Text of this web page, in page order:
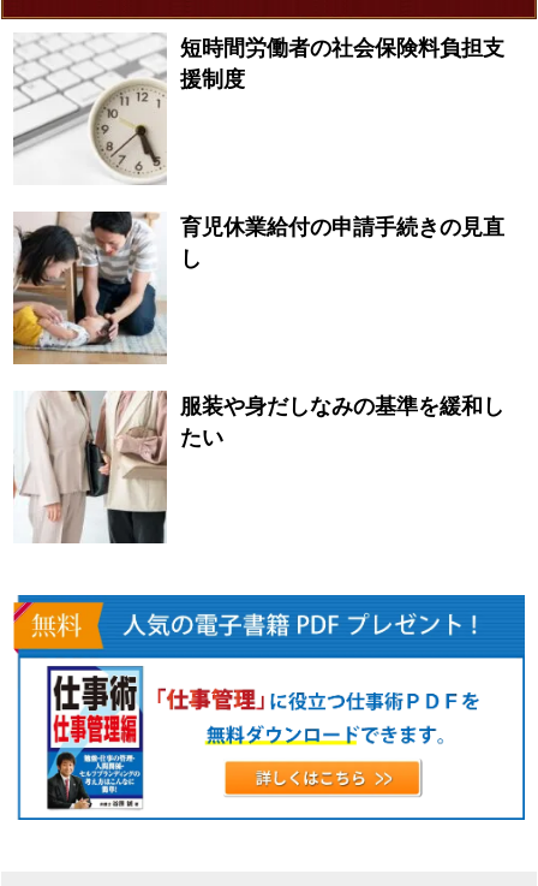
短時間労働者の社会保険料負担支
援制度
育児休業給付の申請手続きの見直
し
服装や身だしなみの基準を緩和し
たい